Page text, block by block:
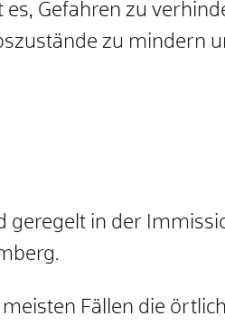
Gefahren zu
zu mindern
geregelt in der
Fällen die